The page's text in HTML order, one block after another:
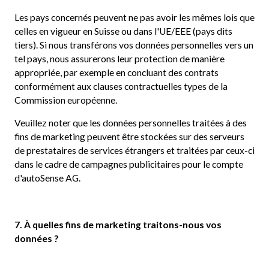
Les pays concernés peuvent ne pas avoir les mêmes lois que
celles en vigueur en Suisse ou dans l'UE/EEE (pays dits
tiers). Si nous transférons vos données personnelles vers un
tel pays, nous assurerons leur protection de manière
appropriée, par exemple en concluant des contrats
conformément aux clauses contractuelles types de la
Commission européenne.
Veuillez noter que les données personnelles traitées à des
fins de marketing peuvent être stockées sur des serveurs
de prestataires de services étrangers et traitées par ceux-ci
dans le cadre de campagnes publicitaires pour le compte
d'autoSense AG.
7. À quelles fins de marketing traitons-nous vos
données ?